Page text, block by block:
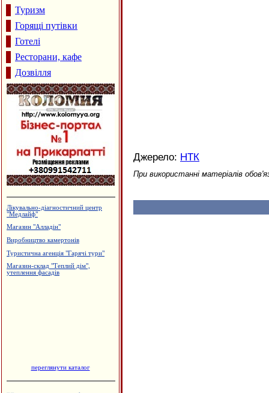
Туризм
Горящі путівки
Готелі
Ресторани, кафе
Дозвілля
Будцентр "Деніго"
в Італії
переглянути каталог
Джерело: НТК
При використанні матеріалів